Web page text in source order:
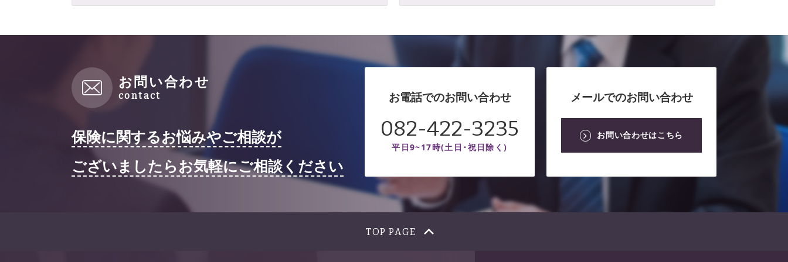
お問い合わせ
保険に関するお悩みやご相談が
ございましたらお気軽にご相談ください
お電話でのお問い合わせ
082-422-3235
平日9~17時(土日･祝日除く)
メールでのお問い合わせ
お問い合わせはこちら
TOP PAGE